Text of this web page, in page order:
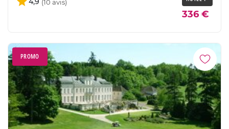
336 €
PROMO